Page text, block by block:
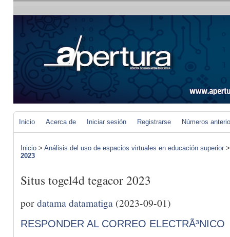
Inicio Acerca de Iniciar sesión Registrarse Números
Inicio > Análisis del uso de espacios virtuales en educación superior
2023
Situs togel4d tegacor 2023
pordatama datamatiga (2023-09-01)
RESPONDER AL CORREO ELECTRÃ³NICO